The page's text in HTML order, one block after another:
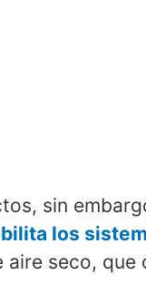
sin
los
seco, que